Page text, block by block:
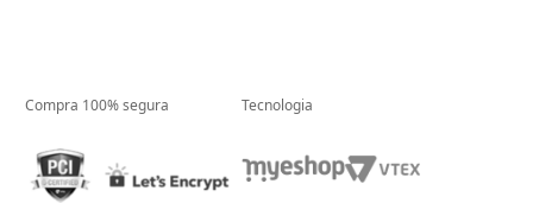
Compra 100% segura Tecnologia